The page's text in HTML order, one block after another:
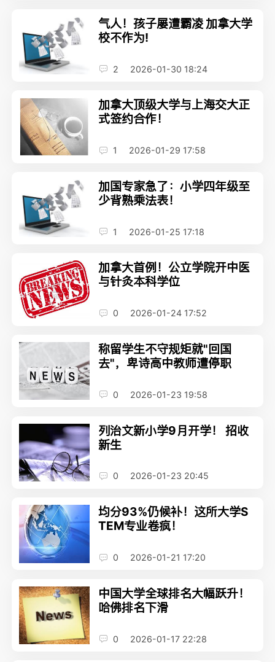
气人！孩子屡遭霸凌 加拿大学
校不作为!
2 2026-01-30 18:24
加拿大顶级大学与上海交大正
式签约合作！
1 2026-01-29 17:58
加国专家急了：小学四年级至
少背熟乘法表！
1 2026-01-25 17:18
加拿大首例！公立学院开中医
与针灸本科学位
0 2026-01-24 17:52
称留学生不守规矩就"回国
去"，卑诗高中教师遭停职
0 2026-01-23 19:58
列治文新小学9月开学！ 招收
新生
0 2026-01-23 20:45
均分93%仍候补！这所大学S
TEM专业卷疯！
0 2026-01-21 17:20
中国大学全球排名大幅跃升！
哈佛排名下滑
0 2026-01-17 22:28